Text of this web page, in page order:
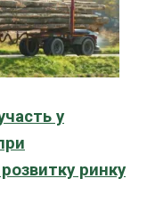
у
ринку